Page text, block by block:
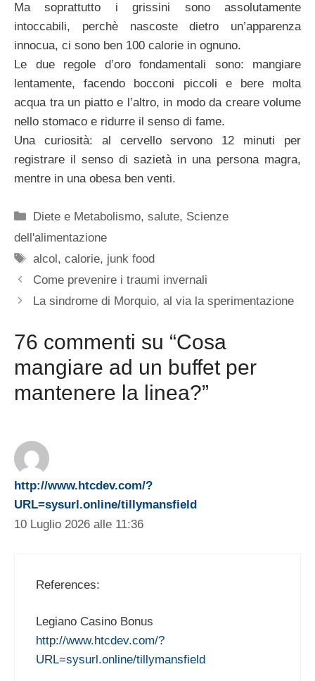
Ma soprattutto i grissini sono assolutamente
intoccabili, perchè nascoste dietro un’apparenza
innocua, ci sono ben 100 calorie in ognuno.
Le due regole d’oro fondamentali sono: mangiare
lentamente, facendo bocconi piccoli e bere molta
acqua tra un piatto e l’altro, in modo da creare volume
nello stomaco e ridurre il senso di fame.
Una curiosità: al cervello servono 12 minuti per
registrare il senso di sazietà in una persona magra,
mentre in una obesa ben venti.
Categorie
Diete e Metabolismo,salute, Scienze
dell'alimentazione
Tag
alcol,calorie, junk food
Come prevenire i traumi invernali
La sindrome di Morquio, al via la sperimentazione
76 commenti su “Cosa
mangiare ad un buffet per
mantenere la linea?”
http://www.htcdev.com/?
URL=sysurl.online/tillymansfield
10 Luglio 2026 alle 11:36
References:
Legiano Casino Bonus
http://www.htcdev.com/?
URL=sysurl.online/tillymansfield